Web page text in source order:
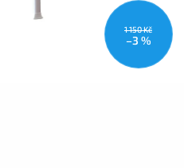
1 150 Kč
–3 %